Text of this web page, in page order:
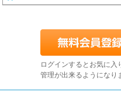
ログインするとお気に入
管理が出来るようになり